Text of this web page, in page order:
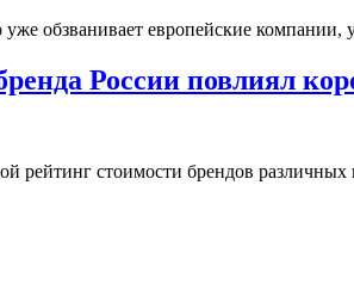
обзванивает европейские
России повлиял
рейтинг стоимости брендов